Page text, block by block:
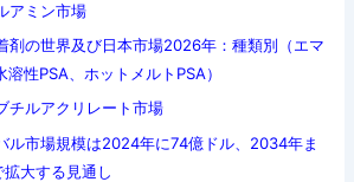
アミン市場
剤の世界及び日本市場2026年：種類別（エマ
性PSA、ホットメルトPSA）
チルアクリレート市場
ル市場規模は2024年に74億ドル、2034年ま
大する見通し